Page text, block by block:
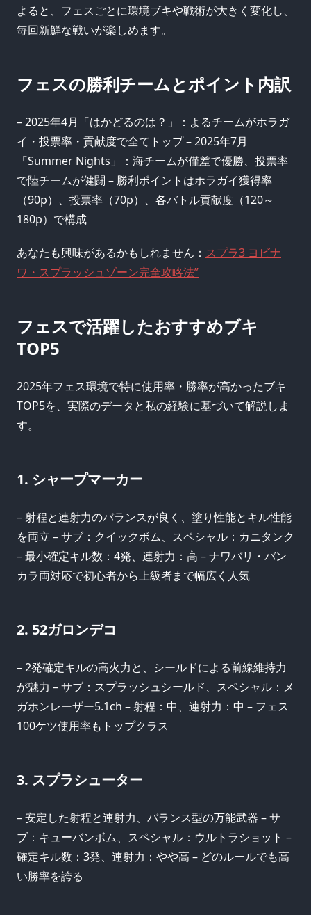
よると、フェスごとに環境ブキや戦術が大きく変化し、
毎回新鮮な戦いが楽しめます。
フェスの勝利チームとポイント内訳
– 2025年4月「はかどるのは？」：よるチームがホラガ
イ・投票率・貢献度で全てトップ – 2025年7月
「Summer Nights」：海チームが僅差で優勝、投票率
で陸チームが健闘 – 勝利ポイントはホラガイ獲得率
（90p）、投票率（70p）、各バトル貢献度（120～
180p）で構成
あなたも興味があるかもしれません： スプラ3 ヨビナ
ワ・スプラッシュゾーン完全攻略法”
フェスで活躍したおすすめブキ
TOP5
2025年フェス環境で特に使用率・勝率が高かったブキ
TOP5を、実際のデータと私の経験に基づいて解説しま
す。
1. シャープマーカー
– 射程と連射力のバランスが良く、塗り性能とキル性能
を両立 – サブ：クイックボム、スペシャル：カニタンク
– 最小確定キル数：4発、連射力：高 – ナワバリ・バン
カラ両対応で初心者から上級者まで幅広く人気
2. 52ガロンデコ
– 2発確定キルの高火力と、シールドによる前線維持力
が魅力 – サブ：スプラッシュシールド、スペシャル：メ
ガホンレーザー5.1ch – 射程：中、連射力：中 – フェス
100ケツ使用率もトップクラス
3. スプラシューター
– 安定した射程と連射力、バランス型の万能武器 – サ
ブ：キューバンボム、スペシャル：ウルトラショット –
確定キル数：3発、連射力：やや高 – どのルールでも高
い勝率を誇る